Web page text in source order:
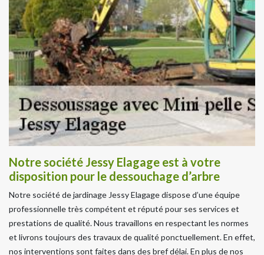
Notre société Jessy Elagage est à votre
disposition pour le dessouchage d’arbre
Notre société de jardinage Jessy Elagage dispose d’une équipe
professionnelle très compétent et réputé pour ses services et
prestations de qualité. Nous travaillons en respectant les normes
et livrons toujours des travaux de qualité ponctuellement. En effet,
nos interventions sont faites dans des bref délai. En plus de nos